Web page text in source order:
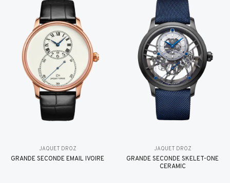
JAQUET DROZ
GRANDE SECONDE EMAIL IVOIRE
JAQUET DROZ
GRANDE SECONDE SKELET-ONE
CERAMIC